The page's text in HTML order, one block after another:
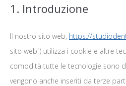
1. Introduzione
Il nostro sito web, https://
sito web") utilizza i cookie e altre
comodità tutte le tecnologie sono
vengono anche inseriti da terze